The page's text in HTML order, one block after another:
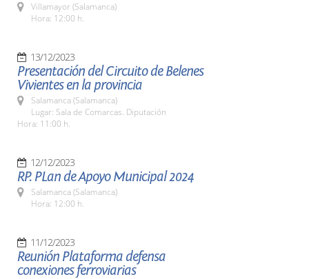
Villamayor (Salamanca)
Hora: 12:00 h.
13/12/2023
Presentación del Circuito de Belenes
Vivientes en la provincia
Salamanca (Salamanca)
Lugar: Sala de Comarcas. Diputación
Hora: 11:00 h.
12/12/2023
RP. PLan de Apoyo Municipal 2024
Salamanca (Salamanca)
Hora: 12:00 h.
11/12/2023
Reunión Plataforma defensa
conexiones ferroviarias